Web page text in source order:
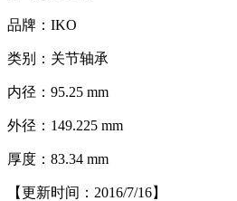
品牌：IKO
类别：关节轴承
内径：95.25 mm
外径：149.225 mm
厚度：83.34 mm
【更新时间：2016/7/16】